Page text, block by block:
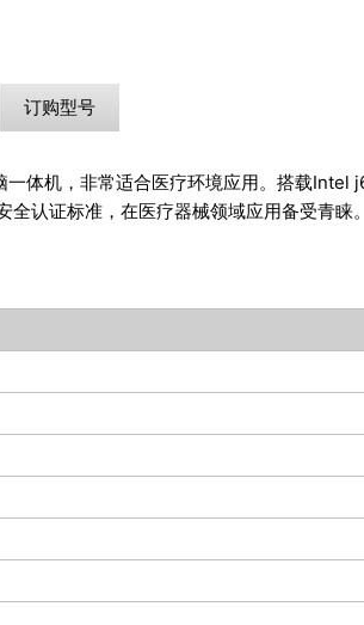
订购型号
体机，非常适合医疗环境应用。搭载
认证标准，在医疗器械领域应用备受青睐。